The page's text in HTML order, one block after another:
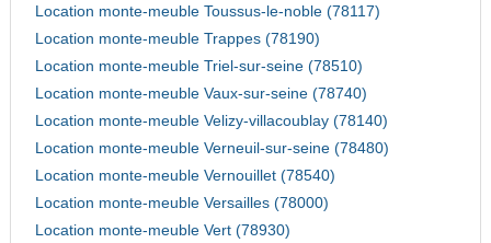
Location monte-meuble Toussus-le-noble (78117)
Location monte-meuble Trappes (78190)
Location monte-meuble Triel-sur-seine (78510)
Location monte-meuble Vaux-sur-seine (78740)
Location monte-meuble Velizy-villacoublay (78140)
Location monte-meuble Verneuil-sur-seine (78480)
Location monte-meuble Vernouillet (78540)
Location monte-meuble Versailles (78000)
Location monte-meuble Vert (78930)